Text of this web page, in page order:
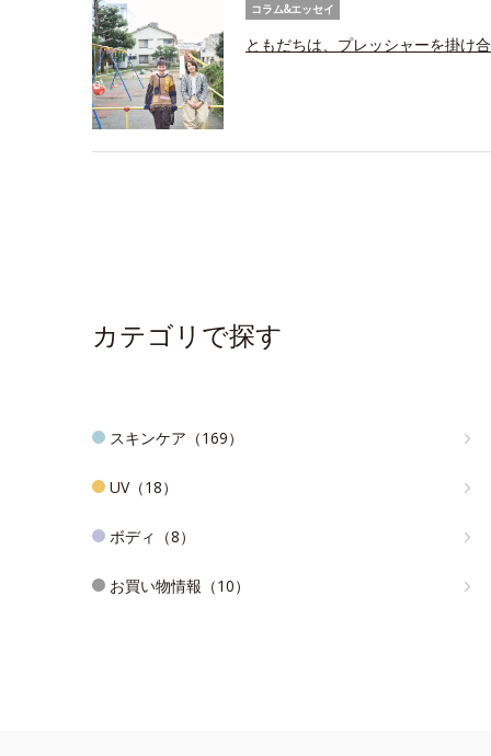
コラム&エッセイ
ともだちは、プレッシャーを掛け
カテゴリで探す
スキンケア（169）
UV（18）
ボディ（8）
お買い物情報（10）